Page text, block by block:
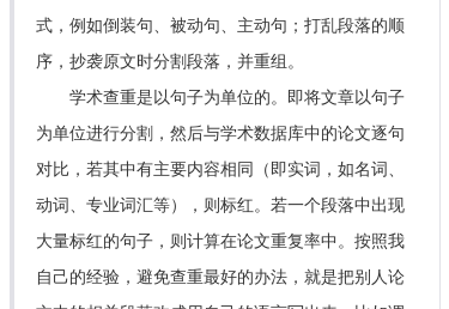
式，例如倒装句、被动句、主动句；打乱段落的顺
序，抄袭原文时分割段落，并重组。
学术查重是以句子为单位的。即将文章以句子
为单位进行分割，然后与学术数据库中的论文逐句
对比，若其中有主要内容相同（即实词，如名词、
动词、专业词汇等），则标红。若一个段落中出现
大量标红的句子，则计算在论文重复率中。按照我
自己的经验，避免查重最好的办法，就是把别人论